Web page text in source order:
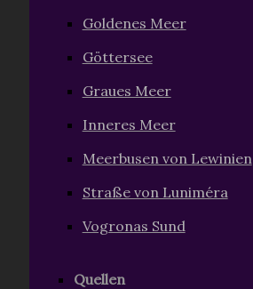
Goldenes Meer
Göttersee
Graues Meer
Inneres Meer
Meerbusen von Lewinien
Straße von Luniméra
Vogronas Sund
Quellen